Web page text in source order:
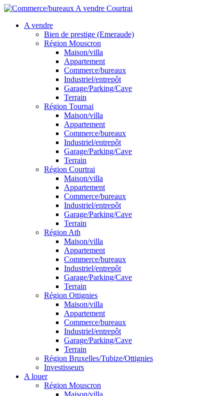
A vendre
Bien de prestige (Emeraude)
Région Mouscron
Maison/villa
Appartement
Commerce/bureaux
Industriel/entrepôt
Garage/Parking/Cave
Terrain
Région Tournai
Maison/villa
Appartement
Commerce/bureaux
Industriel/entrepôt
Garage/Parking/Cave
Terrain
Région Courtrai
Maison/villa
Appartement
Commerce/bureaux
Industriel/entrepôt
Garage/Parking/Cave
Terrain
Région Ath
Maison/villa
Appartement
Commerce/bureaux
Industriel/entrepôt
Garage/Parking/Cave
Terrain
Région Ottignies
Maison/villa
Appartement
Commerce/bureaux
Industriel/entrepôt
Garage/Parking/Cave
Terrain
Région Bruxelles/Tubize/Ottignies
Investisseurs
A louer
Région Mouscron
Maison/villa